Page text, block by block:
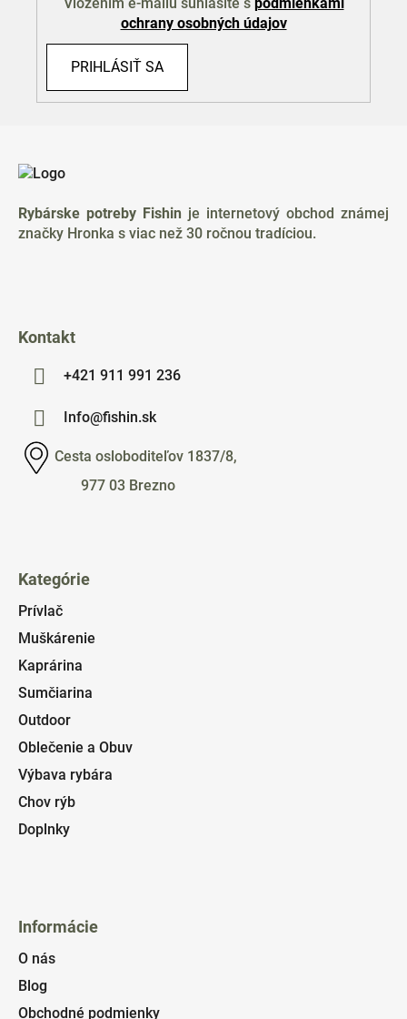
ochrany osobných údajov
PRIHLÁSIŤ SA
Rybárske potreby Fishin je internetový obchod známej
značky Hronka s viac než 30 ročnou tradíciou.
Kontakt
+421 911 991 236
Info@fishin.sk
Cesta osloboditeľov 1837/8,
977 03 Brezno
Kategórie
Prívlač
Muškárenie
Kaprárina
Sumčiarina
Outdoor
Oblečenie a Obuv
Výbava rybára
Chov rýb
Doplnky
Informácie
O nás
Blog
Obchodné podmienky